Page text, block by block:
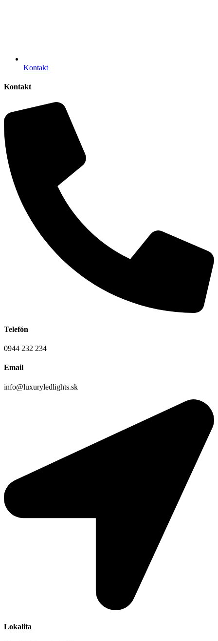
Kontakt
Kontakt
Telefón
0944 232 234
Email
info@luxuryledlights.sk
Lokalita